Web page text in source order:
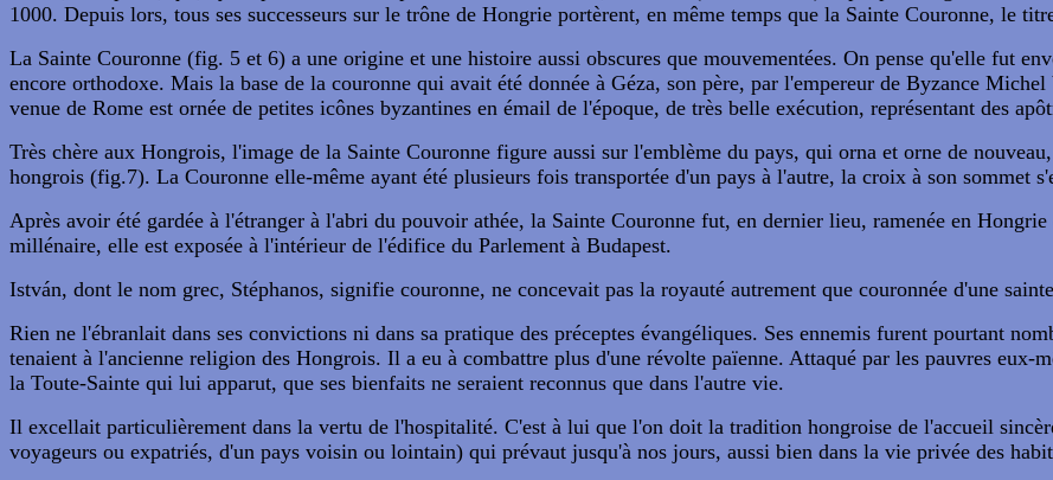
1000. Depuis lors, tous ses successeurs sur le trône de Hongrie portèrent, en même temps que la Sainte Couronne, le
La Sainte Couronne (fig. 5 et 6) a une origine et une histoire aussi obscures que mouvementées. On pense qu'elle fut
encore orthodoxe. Mais la base de la couronne qui avait été donnée à Géza, son père, par l'empereur de Byzance
venue de Rome est ornée de petites icônes byzantines en émail de l'époque, de très belle exécution, représentant des
Très chère aux Hongrois, l'image de la Sainte Couronne figure aussi sur l'emblème du pays, qui orna et orne de
hongrois (fig.7). La Couronne elle-même ayant été plusieurs fois transportée d'un pays à l'autre, la croix à son sommet
Après avoir été gardée à l'étranger à l'abri du pouvoir athée, la Sainte Couronne fut, en dernier lieu, ramenée en
millénaire, elle est exposée à l'intérieur de l'édifice du Parlement à Budapest.
István, dont le nom grec, Stéphanos, signifie couronne, ne concevait pas la royauté autrement que couronnée d'une
Rien ne l'ébranlait dans ses convictions ni dans sa pratique des préceptes évangéliques. Ses ennemis furent pourtant
tenaient à l'ancienne religion des Hongrois. Il a eu à combattre plus d'une révolte païenne. Attaqué par les pauvres
la Toute-Sainte qui lui apparut, que ses bienfaits ne seraient reconnus que dans l'autre vie.
Il excellait particulièrement dans la vertu de l'hospitalité. C'est à lui que l'on doit la tradition hongroise de l'accueil
voyageurs ou expatriés, d'un pays voisin ou lointain) qui prévaut jusqu'à nos jours, aussi bien dans la vie privée des